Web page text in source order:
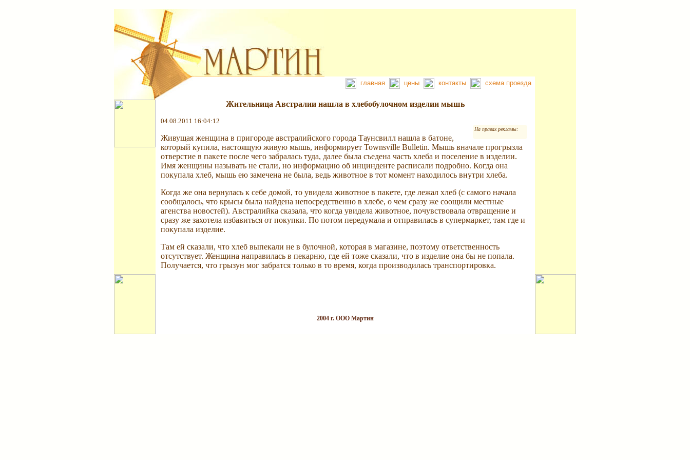
главная цены контакты схема проезда
Жительница Австралии нашла в хлебобулочном изделии мышь
04.08.2011 16:04:12
На правах рекламы:
Живущая женщина в пригороде австралийского города Таунсвилл нашла в батоне,
который купила, настоящую живую мышь, информирует Townsville Bulletin. Мышь вначале прогрызла
отверстие в пакете после чего забралась туда, далее была съедена часть хлеба и поселение в изделии.
Имя женщины называть не стали, но информацию об инцинденте расписали подробно. Когда она
покупала хлеб, мышь ею замечена не была, ведь животное в тот момент находилось внутри хлеба.
Когда же она вернулась к себе домой, то увидела животное в пакете, где лежал хлеб (с самого начала
сообщалось, что крысы была найдена непосредственно в хлебе, о чем сразу же соощили местные
агенства новостей). Австралийка сказала, что когда увидела животное, почувствовала отвращение и
сразу же захотела избавиться от покупки. По потом передумала и отправилась в супермаркет, там где и
покупала изделие.
Там ей сказали, что хлеб выпекали не в булочной, которая в магазине, поэтому ответственность
отсутствует. Женщина направилась в пекарню, где ей тоже сказали, что в изделие она бы не попала.
Получается, что грызун мог забратся только в то время, когда производилась транспортировка.
2004 г. ООО Мартин